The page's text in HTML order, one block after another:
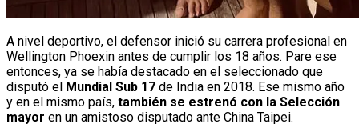
A nivel deportivo, el defensor inició su carrera profesional en
Wellington Phoexin antes de cumplir los 18 años. Pare ese
entonces, ya se había destacado en el seleccionado que
disputó el Mundial Sub 17 de India en 2018. Ese mismo año
y en el mismo país, también se estrenó con la Selección
mayor en un amistoso disputado ante China Taipei.